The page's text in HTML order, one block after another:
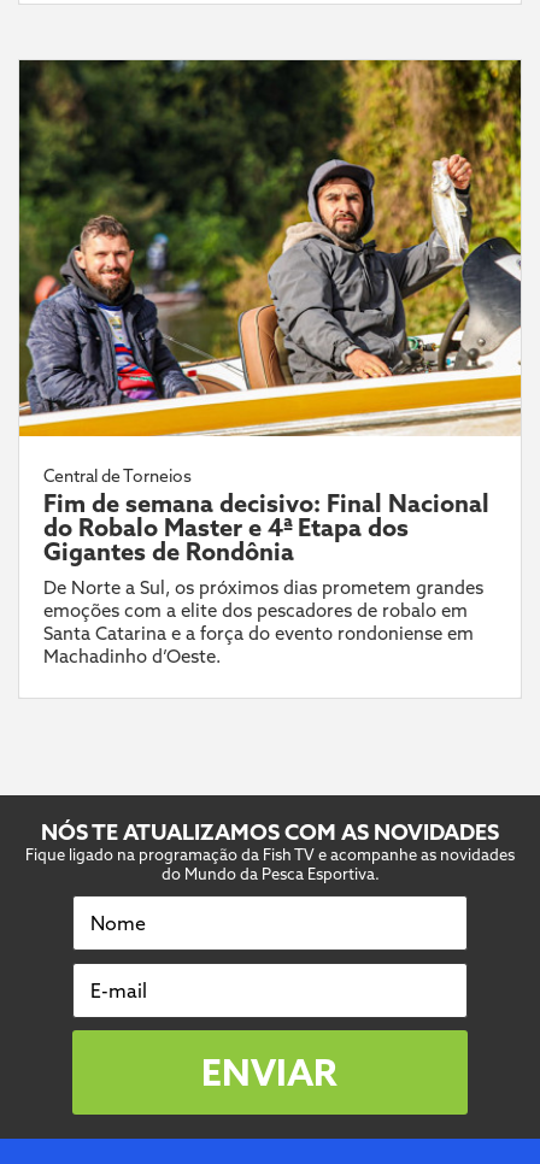
Central de Torneios
Fim de semana decisivo: Final Nacional
do Robalo Master e 4ª Etapa dos
Gigantes de Rondônia
De Norte a Sul, os próximos dias prometem grandes
emoções com a elite dos pescadores de robalo em
Santa Catarina e a força do evento rondoniense em
Machadinho d’Oeste.
NÓS TE ATUALIZAMOS COM AS NOVIDADES
Fique ligado na programação da Fish TV e acompanhe as novidades
do Mundo da Pesca Esportiva.
Nome
E-mail
ENVIAR